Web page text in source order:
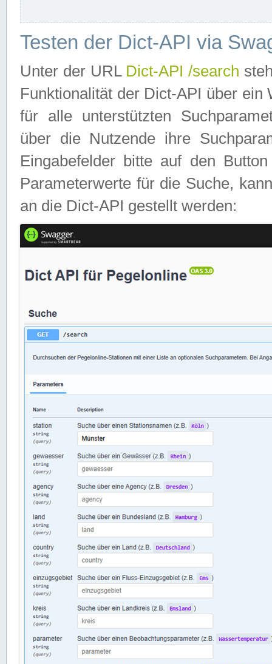
Testen der Dict-API via
Unter der URL Dict-API /search
Funktionalität der Dict-API über
für alle unterstützten
über die Nutzende ihre
Eingabefelder bitte auf den
Parameterwerte für die Suche,
an die Dict-API gestellt werden: